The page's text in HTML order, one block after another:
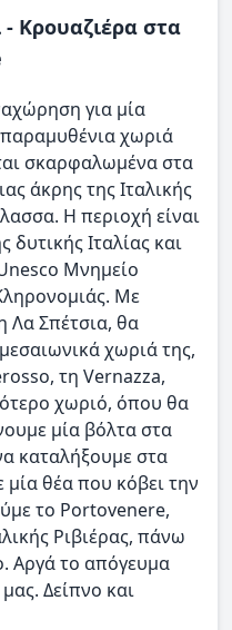
Κρουαζιέρα στα
για μία
χωριά
σκαρφαλωμένα στα
άκρης της Ιταλικής
Η περιοχή είναι
δυτικής Ιταλίας και
Μνημείο
Με
Λα Σπέτσια, θα
χωριά της,
τη Vernazza,
χωριό, όπου θα
μία βόλτα στα
καταλήξουμε στα
μία θέα που κόβει την
το Portovenere,
Ριβιέρας, πάνω
Αργά το απόγευμα
Δείπνο και